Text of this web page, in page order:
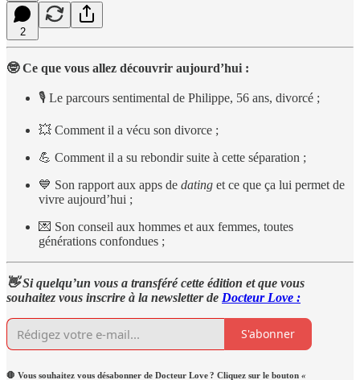
2
🤓 Ce que vous allez découvrir aujourd’hui :
🎙 Le parcours sentimental de Philippe, 56 ans, divorcé ;
💥 Comment il a vécu son divorce ;
💪 Comment il a su rebondir suite à cette séparation ;
💙 Son rapport aux apps de dating et ce que ça lui permet de
vivre aujourd’hui ;
💌 Son conseil aux hommes et aux femmes, toutes
générations confondues ;
👋 Si quelqu’un vous a transféré cette édition et que vous
souhaitez vous inscrire à la newsletter de Docteur Love :
S'abonner
🛑 Vous souhaitez vous désabonner de Docteur Love ? Cliquez sur le bouton «